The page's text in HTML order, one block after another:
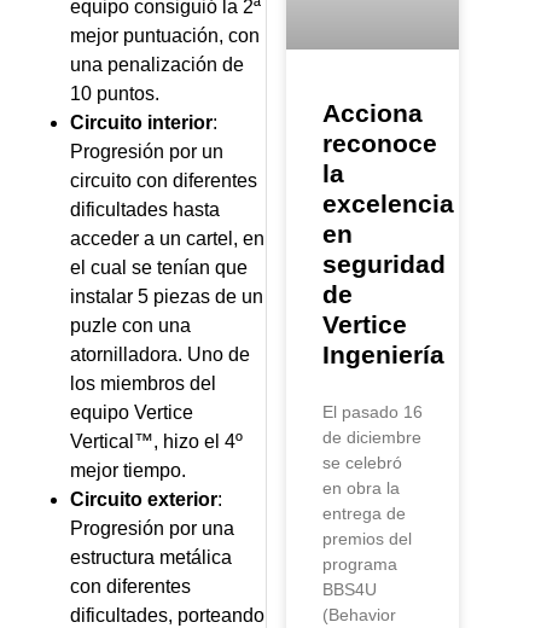
equipo consiguió la 2ª
mejor puntuación, con
una penalización de
10 puntos.
Circuito interior:
Progresión por un
circuito con diferentes
dificultades hasta
acceder a un cartel, en
el cual se tenían que
instalar 5 piezas de un
puzle con una
atornilladora. Uno de
los miembros del
equipo Vertice
Vertical™, hizo el 4º
mejor tiempo.
Circuito exterior:
Progresión por una
estructura metálica
con diferentes
dificultades, porteando
Acciona
reconoce
la
excelencia
en
seguridad
de
Vertice
Ingeniería
El pasado 16
de diciembre
se celebró
en obra la
entrega de
premios del
programa
BBS4U
(Behavior